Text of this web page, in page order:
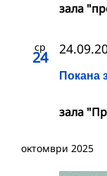
зала
ср
24
Покана
зала
октомври 2025